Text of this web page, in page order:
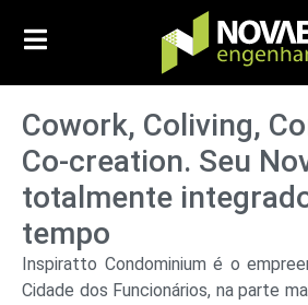
Cowork, Coliving,
Co-creation. Seu
totalmente
tempo
Inspiratto Condominium é o
Cidade dos Funcionários, na parte